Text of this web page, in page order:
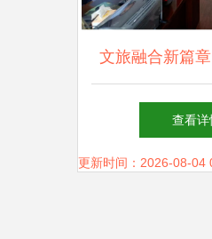
文旅融合新篇
区与蓝鲸鱼(杭
流会聚焦舞台
查看详
更新时间：2026-08-04